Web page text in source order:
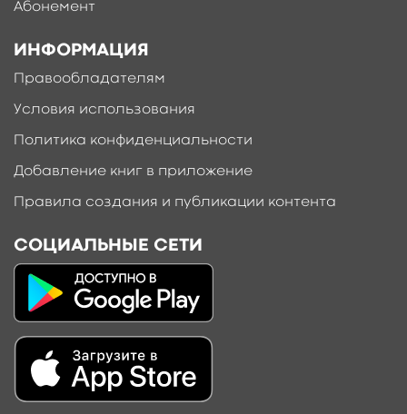
Абонемент
ИНФОРМАЦИЯ
Правообладателям
Условия использования
Политика конфиденциальности
Добавление книг в приложение
Правила создания и публикации контента
СОЦИАЛЬНЫЕ СЕТИ